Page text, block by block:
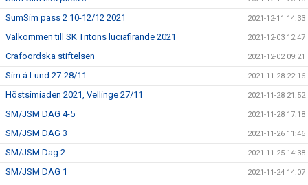
SumSim pass 2 10-12/12 2021 2021-12-11 14:33
Välkommen till SK Tritons luciafirande 2021 2021-12-03 12:47
Crafoordska stiftelsen 2021-12-02 09:21
Sim á Lund 27-28/11 2021-11-28 22:16
Höstsimiaden 2021, Vellinge 27/11 2021-11-28 21:52
SM/JSM DAG 4-5 2021-11-28 17:18
SM/JSM DAG 3 2021-11-26 11:46
SM/JSM Dag 2 2021-11-25 14:38
SM/JSM DAG 1 2021-11-24 14:07